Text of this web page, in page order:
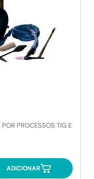
PROCESSOS TIG E
ADICIONAR